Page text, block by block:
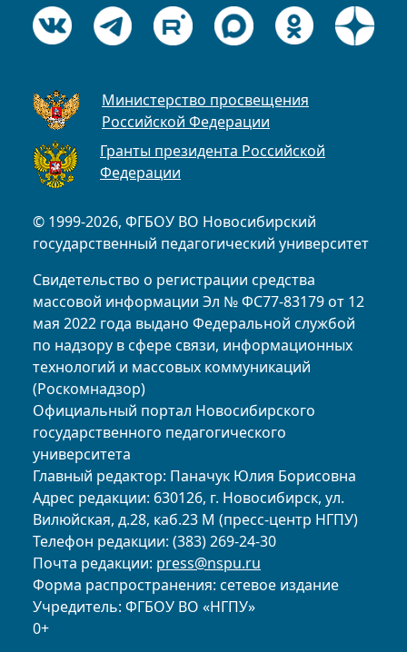
© 1999-2026, ФГБОУ ВО Новосибирский
государственный педагогический университет
Свидетельство о регистрации средства
массовой информации Эл № ФС77-83179 от 12
мая 2022 года выдано Федеральной службой
по надзору в сфере связи, информационных
технологий и массовых коммуникаций
(Роскомнадзор)
Официальный портал Новосибирского
государственного педагогического
университета
Главный редактор: Паначук Юлия Борисовна
Адрес редакции: 630126, г. Новосибирск, ул.
Вилюйская, д.28, каб.23 М (пресс-центр НГПУ)
Телефон редакции: (383) 269-24-30
Почта редакции: press@nspu.ru
Форма распространения: сетевое издание
Учредитель: ФГБОУ ВО «НГПУ»
0+
Министерство просвещения
Российской Федерации
Гранты президента Российской
Федерации